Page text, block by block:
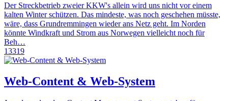
Der Streckbetrieb zweier KKW's allein wird uns nicht vor einem
kalten Winter schützen. Das mindeste, was noch geschehen müsste,
wäre, dass Grundremmingen wieder ans Netz geht. Im Norden
könnte Windkraft und Strom aus Norwegen vielleicht noch für
Beh…
13319
Web-Content & Web-System